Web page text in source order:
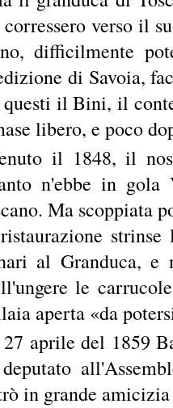
verso il
difficilmente
di Savoia,
il Bini, il
libero, e poco
il 1848, il
n'ebbe in
Ma scoppiata
al Granduca, e
le
aperta «da
aprile del 1859
in grande